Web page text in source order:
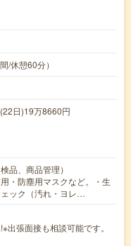
/休憩60分）
日)19万8660円
品、商品管理）
・防塵用マスクなど。・生
ック（汚れ・ヨレ…
出張面接も相談可能です。